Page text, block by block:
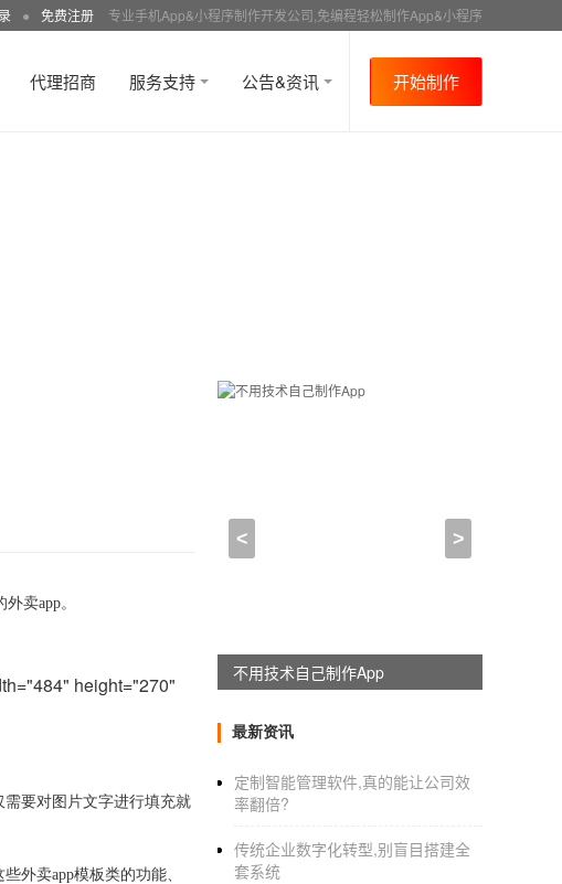
● 免费注册 专业手机App&小程序制作开发公司,免编程轻松制作App&小程序
代理招商 服务支持 公告&资讯 开始制作
外卖app。
height="270"
要对图片文字进行填充就
些外卖app模板类的功能、
< >
不用技术自己制作App
最新资讯
定制智能管理软件,真的能让公司效
率翻倍?
传统企业数字化转型,别盲目搭建全
套系统